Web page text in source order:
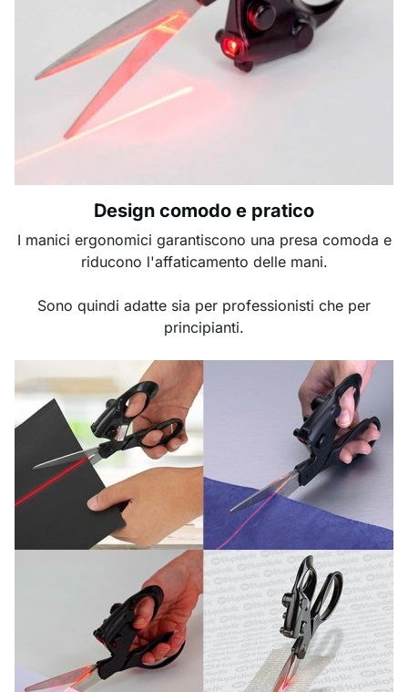
Design comodo e pratico
I manici ergonomici garantiscono una presa comoda e
riducono l'affaticamento delle mani.
Sono quindi adatte sia per professionisti che per
principianti.